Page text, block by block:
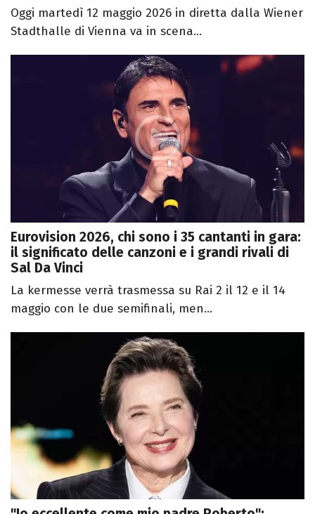
Oggi martedì 12 maggio 2026 in diretta dalla Wiener
Stadthalle di Vienna va in scena...
Eurovision 2026, chi sono i 35 cantanti in gara:
il significato delle canzoni e i grandi rivali di
Sal Da Vinci
La kermesse verrà trasmessa su Rai 2 il 12 e il 14
maggio con le due semifinali, men...